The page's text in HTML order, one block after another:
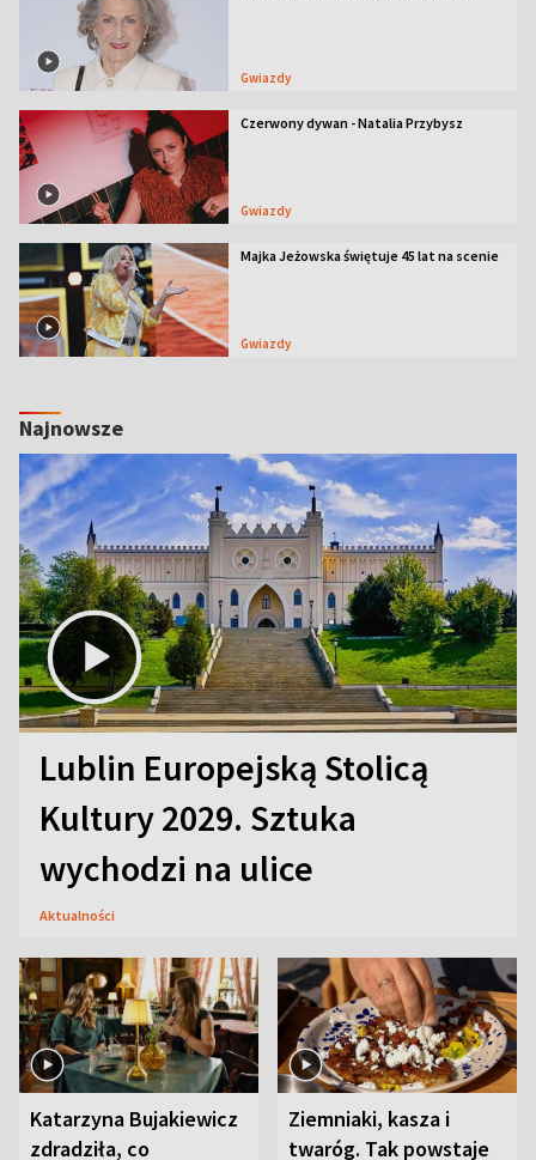
Gwiazdy
Czerwony dywan - Natalia Przybysz
Gwiazdy
Majka Jeżowska świętuje 45 lat na scenie
Gwiazdy
Najnowsze
Lublin Europejską Stolicą
Kultury 2029. Sztuka
wychodzi na ulice
Aktualności
Katarzyna Bujakiewicz
zdradziła, co
Ziemniaki, kasza i
twaróg. Tak powstaje